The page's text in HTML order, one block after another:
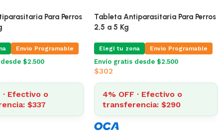
Para Perros
Kg
Envio Programable
$2.500
· Efectivo o
$649
Tableta Antiparasitaria Para Perros
De 5 a 10 Kg
Elegí tu zona Envio Programable
Envío gratis desde $2.500
$351
4% OFF · Efectivo o
transferencia: $337